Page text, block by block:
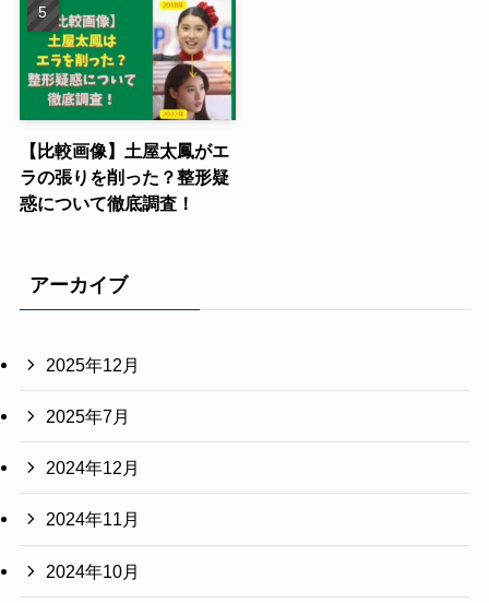
【比較画像】土屋太鳳がエ
ラの張りを削った？整形疑
惑について徹底調査！
アーカイブ
2025年12月
2025年7月
2024年12月
2024年11月
2024年10月